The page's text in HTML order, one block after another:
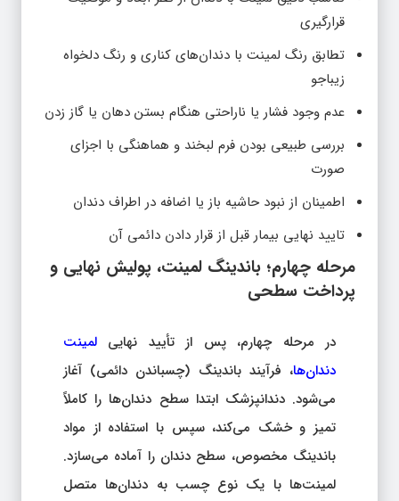
قرارگیری
تطابق رنگ لمینت با دندان‌های کناری و رنگ دلخواه
زیباجو
عدم وجود فشار یا ناراحتی هنگام بستن دهان یا گاز زدن
بررسی طبیعی بودن فرم لبخند و هماهنگی با اجزای
صورت
اطمینان از نبود حاشیه باز یا اضافه در اطراف دندان
تایید نهایی بیمار قبل از قرار دادن دائمی آن
مرحله چهارم؛ باندینگ لمینت، پولیش نهایی و
پرداخت سطحی
در مرحله چهارم، پس از تأیید نهایی لمینت
دندان‌ها، فرآیند باندینگ (چسباندن دائمی) آغاز
می‌شود. دندانپزشک ابتدا سطح دندان‌ها را کاملاً
تمیز و خشک می‌کند، سپس با استفاده از مواد
باندینگ مخصوص، سطح دندان را آماده می‌سازد.
لمینت‌ها با یک نوع چسب به دندان‌ها متصل